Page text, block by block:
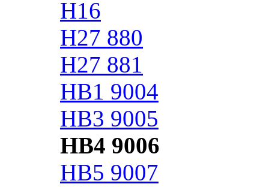
H16
H27 880
H27 881
HB1 9004
HB3 9005
HB4 9006
HB5 9007